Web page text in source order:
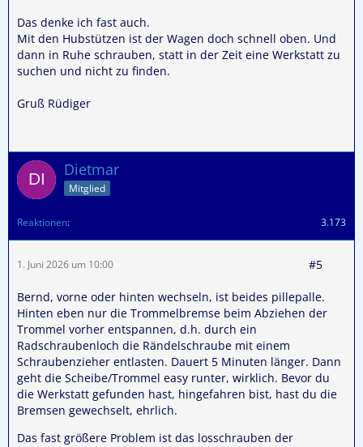
Das denke ich fast auch.
Mit den Hubstützen ist der Wagen doch schnell oben. Und
dann in Ruhe schrauben, statt in der Zeit eine Werkstatt zu
suchen und nicht zu finden.
Gruß Rüdiger
Dietmar
Mitglied
Reaktionen 3.173
1. Juni 2026 um 10:00 #5
Bernd, vorne oder hinten wechseln, ist beides pillepalle.
Hinten eben nur die Trommelbremse beim Abziehen der
Trommel vorher entspannen, d.h. durch ein
Radschraubenloch die Rändelschraube mit einem
Schraubenzieher entlasten. Dauert 5 Minuten länger. Dann
geht die Scheibe/Trommel easy runter, wirklich. Bevor du
die Werkstatt gefunden hast, hingefahren bist, hast du die
Bremsen gewechselt, ehrlich.
Das fast größere Problem ist das losschrauben der